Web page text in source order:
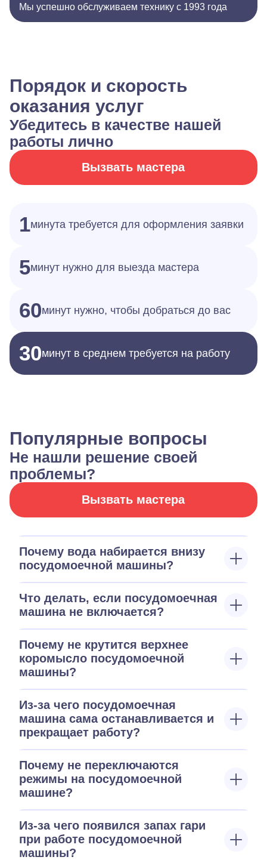
Мы успешно обслуживаем технику с 1993 года
Порядок и скорость
оказания услуг
Убедитесь в качестве нашей
работы лично
Вызвать мастера
1минута требуется для оформления заявки
5минут нужно для выезда мастера
60минут нужно, чтобы добраться до вас
30минут в среднем требуется на работу
Популярные вопросы
Не нашли решение своей
проблемы?
Вызвать мастера
Почему вода набирается внизу
посудомоечной машины?
Что делать, если посудомоечная
машина не включается?
Почему не крутится верхнее
коромысло посудомоечной
машины?
Из-за чего посудомоечная
машина сама останавливается и
прекращает работу?
Почему не переключаются
режимы на посудомоечной
машине?
Из-за чего появился запах гари
при работе посудомоечной
машины?